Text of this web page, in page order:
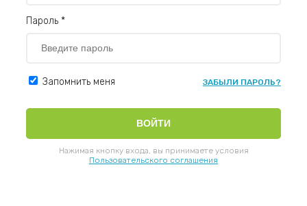
Пароль *
Запомнить меня ЗАБЫЛИ ПАРОЛЬ?
Нажимая кнопку входа, вы принимаете условия
Пользовательского соглашения